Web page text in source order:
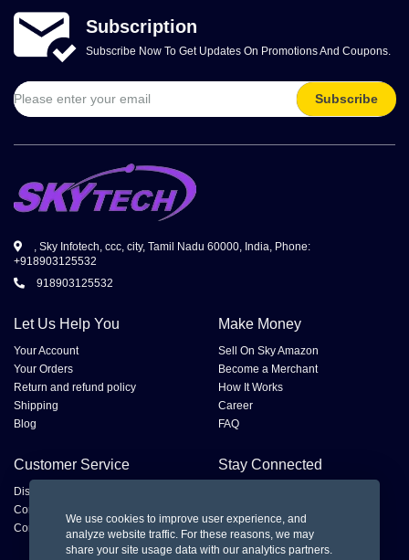
Subscription
Subscribe Now To Get Updates On Promotions And Coupons.
Subscribe
, Sky Infotech, ccc, city, Tamil Nadu 60000, India, Phone:
+918903125532
918903125532
Let Us Help You
Your Account
Your Orders
Return and refund policy
Shipping
Blog
Make Money
Sell On Sky Amazon
Become a Merchant
How It Works
Career
FAQ
Customer Service
Disputes
Contact Seller
Contact us
Stay Connected
We use cookies to improve user experience, and
analyze website traffic. For these reasons, we may
share your site usage data with our analytics partners.